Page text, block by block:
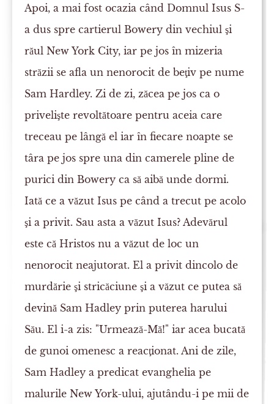
Apoi, a mai fost ocazia când Domnul Isus S-
a dus spre cartierul Bowery din vechiul şi
răul New York City, iar pe jos în mizeria
străzii se afla un nenorocit de beţiv pe nume
Sam Hardley. Zi de zi, zăcea pe jos ca o
privelişte revoltătoare pentru aceia care
treceau pe lângă el iar în fiecare noapte se
târa pe jos spre una din camerele pline de
purici din Bowery ca să aibă unde dormi.
Iată ce a văzut Isus pe când a trecut pe acolo
şi a privit. Sau asta a văzut Isus? Adevărul
este că Hristos nu a văzut de loc un
nenorocit neajutorat. El a privit dincolo de
murdărie şi stricăciune şi a văzut ce putea să
devină Sam Hadley prin puterea harului
Său. El i-a zis: "Urmează-Mă!" iar acea bucată
de gunoi omenesc a reacţionat. Ani de zile,
Sam Hadley a predicat evanghelia pe
malurile New York-ului, ajutându-i pe mii de